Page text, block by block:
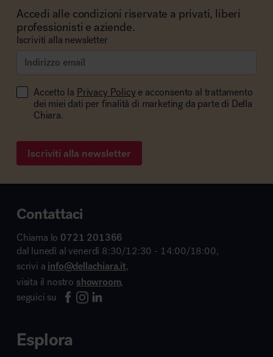
Accedi alle condizioni riservate a privati, liberi
professionisti e aziende.
Iscriviti alla newsletter
Accetto la Privacy Policy e acconsento al trattamento
dei miei dati per finalità di marketing da parte di Della
Chiara.
Iscriviti alla newsletter
Contattaci
Chiama lo 0721 201366
dal lunedì al venerdì 8:30/12:30 - 14:00/18:00,
scrivi a info@dellachiara.it,
visita il nostro showroom,
seguici su
Esplora